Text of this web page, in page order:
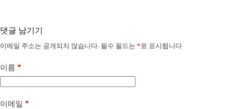
댓글 남기기
이메일 주소는 공개되지 않습니다. 필수 필드는 * 로 표시됩니다
이름 *
이메일 *